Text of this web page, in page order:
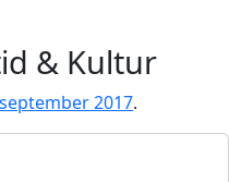
& Kultur
2017.